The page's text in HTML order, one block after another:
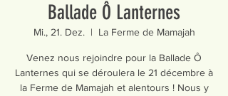
Ballade Ô Lanternes
Mi., 21. Dez.
  |
La Ferme de Mamajah
Venez nous rejoindre pour la Ballade Ô
Lanternes qui se déroulera le 21 décembre à
la Ferme de Mamajah et alentours ! Nous y